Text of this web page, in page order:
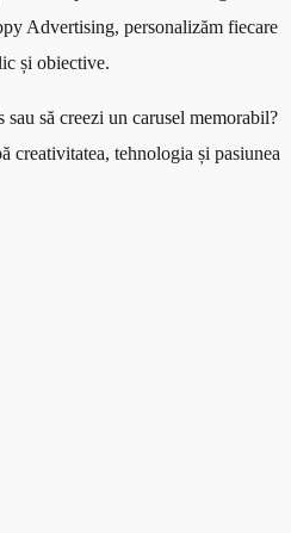
Advertising, personalizăm fiecare
și obiective.
să creezi un carusel memorabil?
creativitatea, tehnologia și pasiunea